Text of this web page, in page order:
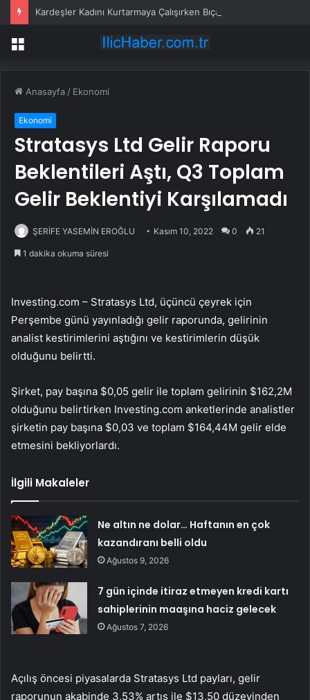
Kardeşler Kadını Kurtarmaya Çalışırken Bıçaklandı
Menü
Anasayfa / Ekonomi
Ekonomi
Stratasys Ltd Gelir Raporu
Beklentileri Aştı, Q3 Toplam
Gelir Beklentiyi Karşılamadı
ŞERİFE YASEMİN EROĞLU Kasım 10, 2022 0 21
1 dakika okuma süresi
Investing.com – Stratasys Ltd, üçüncü çeyrek için
Perşembe günü yayınladığı gelir raporunda, gelirinin
analist kestirimlerini aştığını ve kestirimlerin düşük
olduğunu belirtti.
Şirket, pay başına $0,05 gelir ile toplam gelirinin $162,2M
olduğunu belirtirken Investing.com anketlerinde analistler
şirketin pay başına $0,03 ve toplam $164,44M gelir elde
etmesini bekliyorlardı.
İlgili Makaleler
Ne altın ne dolar… Haftanın en çok
kazandıranı belli oldu
Ağustos 9, 2026
7 gün içinde itiraz etmeyen kredi kartı
sahiplerinin maaşına haciz gelecek
Ağustos 7, 2026
Açılış öncesi piyasalarda Stratasys Ltd payları, gelir
raporunun akabinde 3,53% artış ile $13,50 düzeyinden